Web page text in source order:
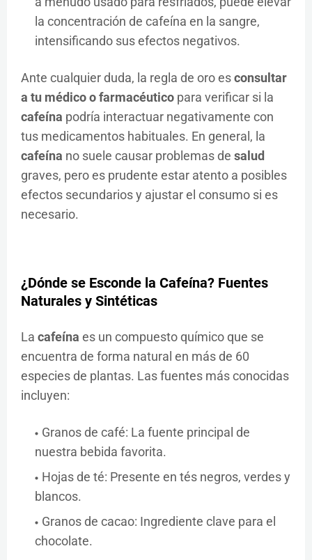
la concentración de cafeína en la sangre,
intensificando sus efectos negativos.
Ante cualquier duda, la regla de oro esconsultar
a tu médico o farmacéutico para verificar si la
cafeína podría interactuar negativamente con
tus medicamentos habituales. En general, la
cafeína no suele causar problemas de salud
graves, pero es prudente estar atento a posibles
efectos secundarios y ajustar el consumo si es
necesario.
¿Dónde se Esconde la Cafeína? Fuentes
Naturales y Sintéticas
La cafeína es un compuesto químico que se
encuentra de forma natural en más de 60
especies de plantas. Las fuentes más conocidas
incluyen:
Granos de café: La fuente principal de
nuestra bebida favorita.
Hojas de té: Presente en tés negros, verdes y
blancos.
Granos de cacao: Ingrediente clave para el
chocolate.